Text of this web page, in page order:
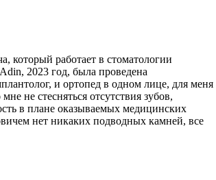
который работает в стоматологии
2023 год, была проведена
и ортопед в одном лице, для меня
не стесняться отсутствия зубов,
в плане оказываемых медицинских
нет никаких подводных камней, все